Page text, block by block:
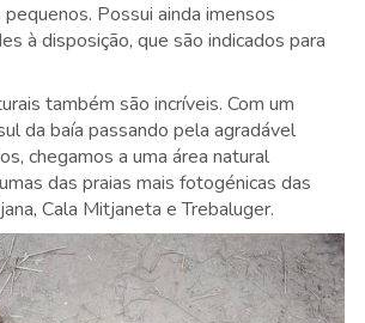
Possui ainda imensos
à disposição, que são indicados para
também são incríveis. Com um
da baía passando pela agradável
chegamos a uma área natural
das praias mais fotogénicas das
Cala Mitjaneta e Trebaluger.